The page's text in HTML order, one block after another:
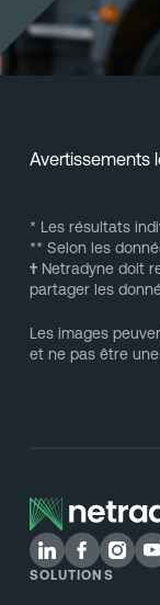
Avertissements
* Les résultats
** Selon les
†Netradyne doit
partager les
Les images
et ne pas être
SOLUTIONS